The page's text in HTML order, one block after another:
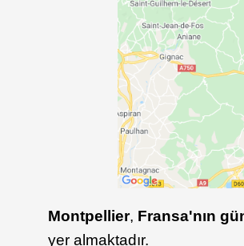
Montpellier, Fransa'nın
yer almaktadır.